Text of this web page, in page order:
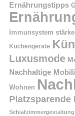
Ernährungstipps
Immunsystem
Küchengeräte
Luxusmode
Nachhaltige
Wohnen
Platzsparende
Schlafzimmergestaltung